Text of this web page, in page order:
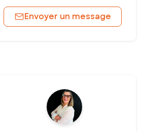
Envoyer un message